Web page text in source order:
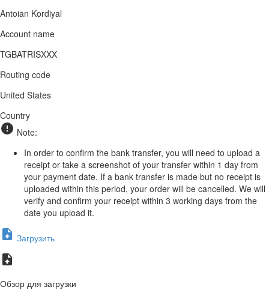
Antoian Kordiyal
Account name
TGBATRISXXX
Routing code
United States
Country
Note:
In order to confirm the bank transfer, you will need to upload a
receipt or take a screenshot of your transfer within 1 day from
your payment date. If a bank transfer is made but no receipt is
uploaded within this period, your order will be cancelled. We will
verify and confirm your receipt within 3 working days from the
date you upload it.
Загрузить
Обзор для загрузки